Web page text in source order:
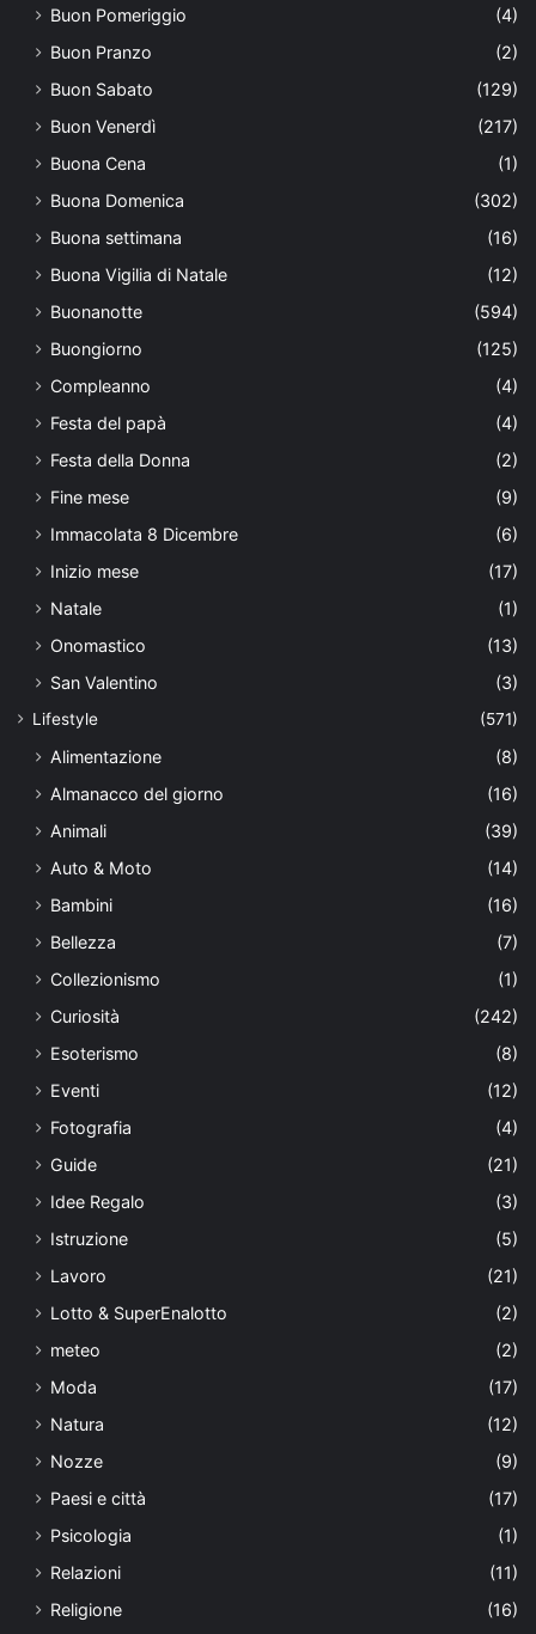
Buon Pomeriggio
(4)
Buon Pranzo
(2)
Buon Sabato
(129)
Buon Venerdì
(217)
Buona Cena
(1)
Buona Domenica
(302)
Buona settimana
(16)
Buona Vigilia di Natale
(12)
Buonanotte
(594)
Buongiorno
(125)
Compleanno
(4)
Festa del papà
(4)
Festa della Donna
(2)
Fine mese
(9)
Immacolata 8 Dicembre
(6)
Inizio mese
(17)
Natale
(1)
Onomastico
(13)
San Valentino
(3)
Lifestyle (571)
Alimentazione
(8)
Almanacco del giorno
(16)
Animali
(39)
Auto & Moto
(14)
Bambini
(16)
Bellezza
(7)
Collezionismo
(1)
Curiosità
(242)
Esoterismo
(8)
Eventi
(12)
Fotografia
(4)
Guide
(21)
Idee Regalo
(3)
Istruzione
(5)
Lavoro
(21)
Lotto & SuperEnalotto
(2)
meteo
(2)
Moda
(17)
Natura
(12)
Nozze
(9)
Paesi e città
(17)
Psicologia
(1)
Relazioni
(11)
Religione
(16)